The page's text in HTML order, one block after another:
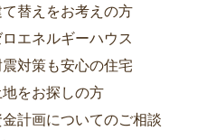
て替えをお考えの方
ロエネルギーハウス
震対策も安心の住宅
地をお探しの方
金計画についてのご相談